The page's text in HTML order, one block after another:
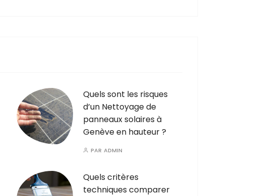
Quels sont les risques
d’un Nettoyage de
panneaux solaires à
Genève en hauteur ?
PAR ADMIN
Quels critères
techniques comparer